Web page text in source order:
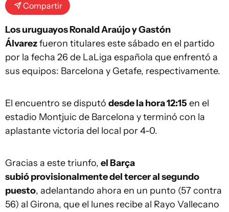
Compartir
Los uruguayos Ronald Araújo y Gastón
Álvarezfueron titulares este sábado en el partido
por la fecha 26 de LaLiga española que enfrentó a
sus equipos: Barcelona y Getafe, respectivamente.
El encuentro se disputó desde la hora 12:15 en el
estadio Montjuic de Barcelona y terminó con la
aplastante victoria del local por 4-0.
Gracias a este triunfo, el Barça
subió provisionalmente del tercer al segundo
puesto, adelantando ahora en un punto (57 contra
56) al Girona, que el lunes recibe al Rayo Vallecano